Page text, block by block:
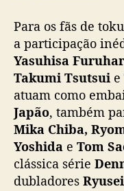
Para os fãs de
a participação
Yasuhisa
Takumi Tsutsui e
atuam como
Japão, também
Mika Chiba,
Yoshida e Tom
clássica série
dubladores